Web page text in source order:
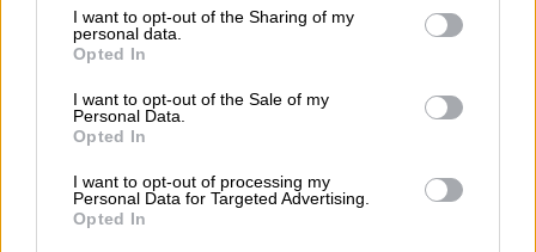
I want to opt-out of the Sharing of my
personal data.
Opted In
I want to opt-out of the Sale of my
Personal Data.
Opted In
I want to opt-out of processing my
Personal Data for Targeted Advertising.
Opted In
El compromiso de Eugenio Nasarre